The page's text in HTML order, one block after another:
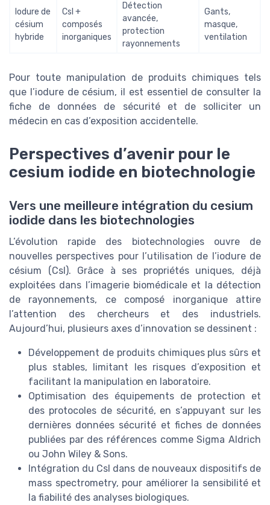
Iodure de
césium
hybride
CsI +
composés
inorganiques
Détection
avancée,
protection
rayonnements
Gants,
masque,
ventilation
Pour toute manipulation de produits chimiques tels
que l’iodure de césium, il est essentiel de consulter la
fiche de données de sécurité et de solliciter un
médecin en cas d’exposition accidentelle.
Perspectives d’avenir pour le
cesium iodide en biotechnologie
Vers une meilleure intégration du cesium
iodide dans les biotechnologies
L’évolution rapide des biotechnologies ouvre de
nouvelles perspectives pour l’utilisation de l’iodure de
césium (CsI). Grâce à ses propriétés uniques, déjà
exploitées dans l’imagerie biomédicale et la détection
de rayonnements, ce composé inorganique attire
l’attention des chercheurs et des industriels.
Aujourd’hui, plusieurs axes d’innovation se dessinent :
Développement de produits chimiques plus sûrs et
plus stables, limitant les risques d’exposition et
facilitant la manipulation en laboratoire.
Optimisation des équipements de protection et
des protocoles de sécurité, en s’appuyant sur les
dernières données sécurité et fiches de données
publiées par des références comme Sigma Aldrich
ou John Wiley & Sons.
Intégration du CsI dans de nouveaux dispositifs de
mass spectrometry, pour améliorer la sensibilité et
la fiabilité des analyses biologiques.